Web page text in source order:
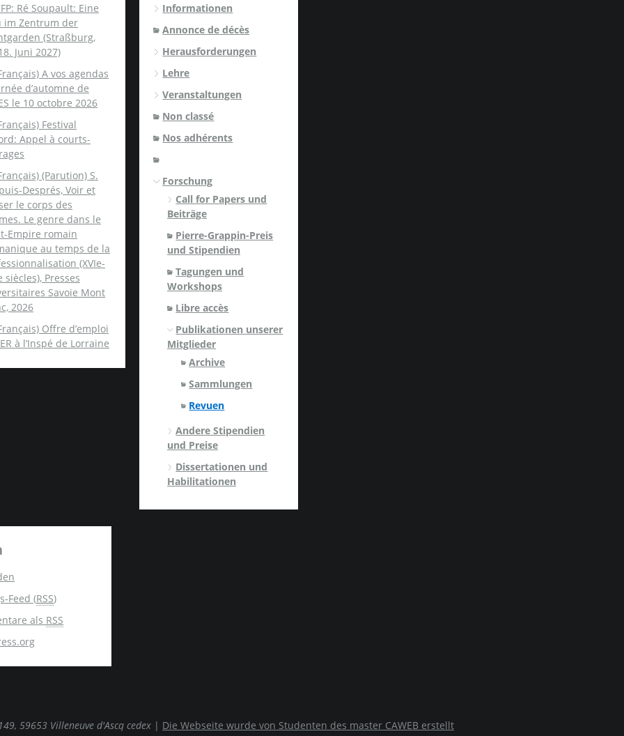
Ré Soupault: Eine
im Zentrum der
(Straßburg,
Juni 2027)
A vos agendas
d’automne de
le 10 octobre 2026
Festival
Appel à courts-
(Parution) S.
Després, Voir et
le corps des
Le genre dans le
Empire romain
au temps de la
(XVIe-
siècles), Presses
Savoie Mont
2026
Offre d’emploi
à l’Inspé de Lorraine
Informationen
Annonce de décès
Herausforderungen
Lehre
Veranstaltungen
Non classé
Nos adhérents
Forschung
Call for Papers und
Beiträge
Pierre-Grappin-Preis
und Stipendien
Tagungen und
Workshops
Libre accès
Publikationen unserer
Mitglieder
Archive
Sammlungen
Revuen
Andere Stipendien
und Preise
Dissertationen und
Habilitationen
Feed (RSS)
als RSS
59653 Villeneuve d'Ascq cedex | Die Webseite wurde von Studenten des master CAWEB erstellt